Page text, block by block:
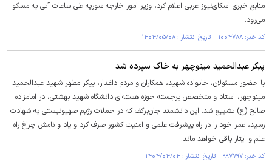
منابع خبری اسکای‌نیوز عربی اعلام کرد، وزیر امور خارجه سوریه طی ساعات آتی به مسکو
می‌رود.
کد خبر: ۱۰۰۴۷۸۸ تاریخ انتشار : ۱۴۰۴/۰۵/۰۸
پیکر عبدالحمید مینوچهر به خاک سپرده شد
با حضور مسئولان، خانواده شهید، همکاران و مردم داغدار، پیکر مطهر شهید عبدالحمید
مینوچهر، استاد و متخصص برجسته حوزه هسته‌ای دانشگاه شهید بهشتی، در امامزاده
صالح (ع) تشییع شد. این دانشمند جان‌برکف که در حملات رژیم صهیونیستی به شهادت
رسید، عمر خود را در راه پیشرفت علمی و امنیت کشور صرف کرد و یاد و نامش چراغ راه
علم و ایثار باقی خواهد ماند.
کد خبر: ۹۹۷۷۹۷ تاریخ انتشار : ۱۴۰۴/۰۴/۰۴